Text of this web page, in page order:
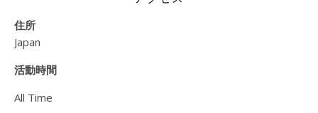
住所
Japan
活動時間
All Time